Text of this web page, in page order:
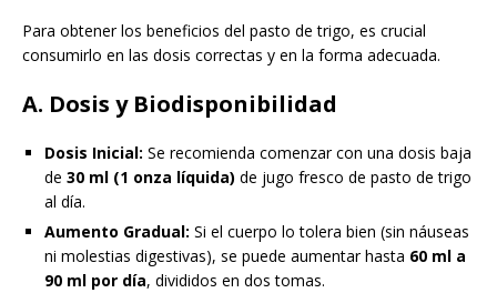
Para obtener los beneficios del pasto de trigo, es crucial
consumirlo en las dosis correctas y en la forma adecuada.
A. Dosis y Biodisponibilidad
Dosis Inicial: Se recomienda comenzar con una dosis baja
de 30 ml (1 onza líquida) de jugo fresco de pasto de trigo
al día.
Aumento Gradual: Si el cuerpo lo tolera bien (sin náuseas
ni molestias digestivas), se puede aumentar hasta 60 ml a
90 ml por día, divididos en dos tomas.